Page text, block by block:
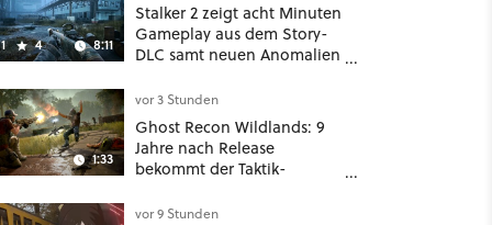
4 8:11
Stalker 2 zeigt acht Minuten
Gameplay aus dem Story-
DLC samt neuen Anomalien
1:33
vor 3 Stunden
Ghost Recon Wildlands: 9
Jahre nach Release
bekommt der Taktik-
nochmal ein dickes Update
vor 9 Stunden